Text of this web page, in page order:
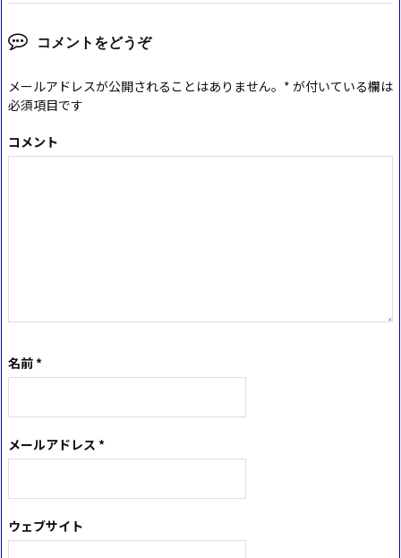
コメントをどうぞ
メールアドレスが公開されることはありません。 * が付いている欄は
必須項目です
コメント
名前*
メールアドレス *
ウェブサイト